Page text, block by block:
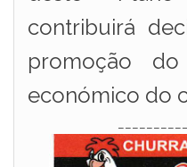
contribuirá
promoção do
económico do